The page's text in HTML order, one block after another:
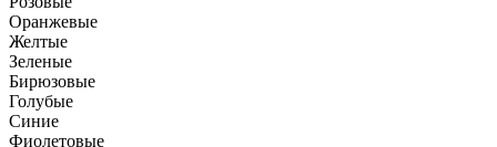
Оранжевые
Желтые
Зеленые
Бирюзовые
Голубые
Синие
Фиолетовые